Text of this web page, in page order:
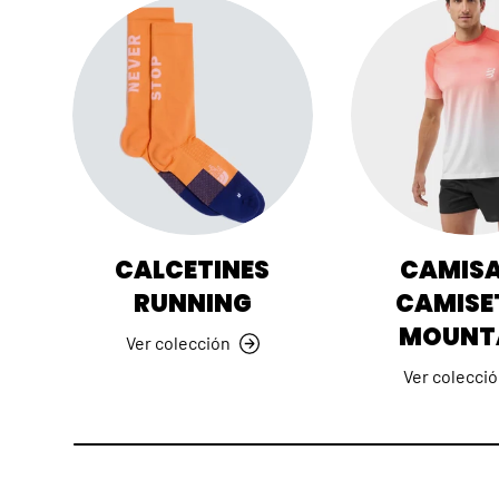
CALCETINES
RUNNING
Ver colección
Ver